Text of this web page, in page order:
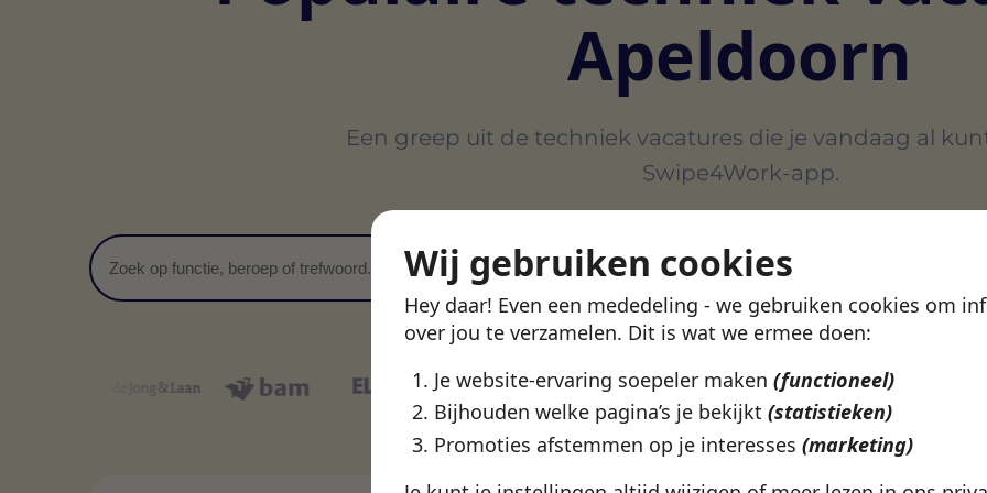
Wij gebruiken cookies
Hey daar! Even een mededeling - we gebruiken cookies om
over jou te verzamelen. Dit is wat we ermee doen:
Je website-ervaring soepeler maken (functioneel)
Bijhouden welke pagina’s je bekijkt (statistieken)
Promoties afstemmen op je interesses (marketing)
Apeldoorn
Een greep uit de techniek vacatures die je vandaag al
Swipe4Work-app.
Zoeken Techniek,
VERTROUWD DOOR 500+ WERKGEVERS IN NEDERLAND